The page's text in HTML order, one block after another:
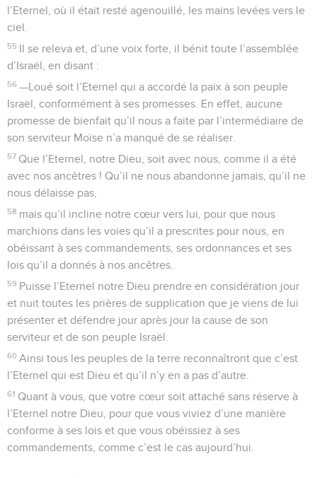
l’Eternel, où il était resté agenouillé, les mains levées vers le
ciel.
55 Il se releva et, d’une voix forte, il bénit toute l’assemblée
d’Israël, en disant :
56 —Loué soit l’Eternel qui a accordé la paix à son peuple
Israël, conformément à ses promesses. En effet, aucune
promesse de bienfait qu’il nous a faite par l’intermédiaire de
son serviteur Moïse n’a manqué de se réaliser.
57 Que l’Eternel, notre Dieu, soit avec nous, comme il a été
avec nos ancêtres ! Qu’il ne nous abandonne jamais, qu’il ne
nous délaisse pas,
58 mais qu’il incline notre cœur vers lui, pour que nous
marchions dans les voies qu’il a prescrites pour nous, en
obéissant à ses commandements, ses ordonnances et ses
lois qu’il a donnés à nos ancêtres.
59 Puisse l’Eternel notre Dieu prendre en considération jour
et nuit toutes les prières de supplication que je viens de lui
présenter et défendre jour après jour la cause de son
serviteur et de son peuple Israël.
60 Ainsi tous les peuples de la terre reconnaîtront que c’est
l’Eternel qui est Dieu et qu’il n’y en a pas d’autre.
61 Quant à vous, que votre cœur soit attaché sans réserve à
l’Eternel notre Dieu, pour que vous viviez d’une manière
conforme à ses lois et que vous obéissiez à ses
commandements, comme c’est le cas aujourd’hui.